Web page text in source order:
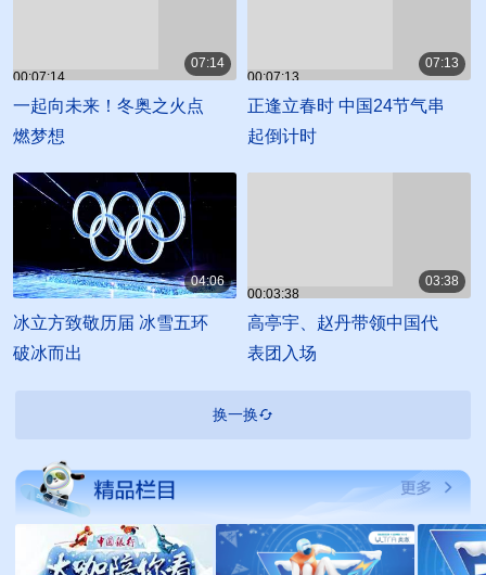
00:07:14
07:14
一起向未来！冬奥之火点
燃梦想
00:07:13
07:13
正逢立春时 中国24节气串
起倒计时
04:06
冰立方致敬历届 冰雪五环
破冰而出
00:03:38
03:38
高亭宇、赵丹带领中国代
表团入场
换一换